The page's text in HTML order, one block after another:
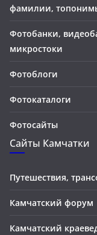
фамилии,
Фотобанки,
микростоки
Фотоблоги
Фотокаталоги
Фотосайты
Сайты Камчатки
Путешествия,
Камчатский форум
Камчатский